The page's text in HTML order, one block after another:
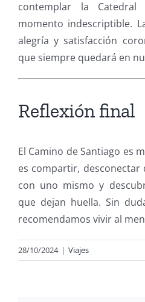
contemplar la
momento indescriptible.
alegría y satisfacción
que siempre quedará en
Reflexión final
El Camino de Santiago es
es compartir,
con uno mismo y
que dejan huella. Sin
recomendamos vivir al
28/10/2024 | Viajes